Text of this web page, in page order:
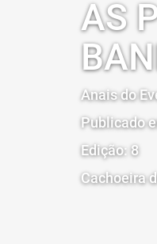
AS
Anais do
Publicado
Edição: 8
Cachoeira